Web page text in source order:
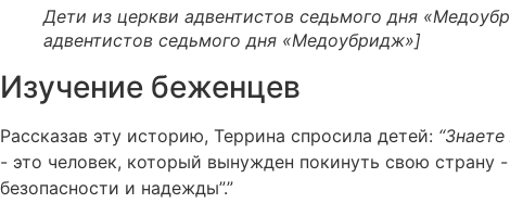
Дети из церкви адвентистов седьмого дня
адвентистов седьмого дня «Медоубридж»]
Изучение беженцев
Рассказав эту историю, Террина спросила детей:
- это человек, который вынужден покинуть свою страну
безопасности и надежды”.”